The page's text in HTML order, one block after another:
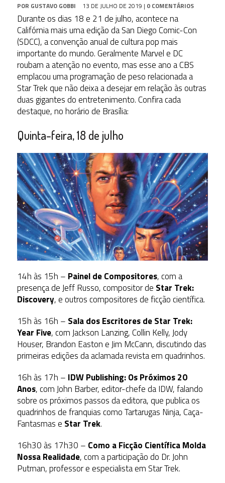
POR GUSTAVO GOBBI 13 DE JULHO DE 2019 | 0 COMENTÁRIOS
Durante os dias 18 e 21 de julho, acontece na
Califórnia mais uma edição da San Diego Comic-Con
(SDCC), a convenção anual de cultura pop mais
importante do mundo. Geralmente Marvel e DC
roubam a atenção no evento, mas esse ano a CBS
emplacou uma programação de peso relacionada a
Star Trek que não deixa a desejar em relação às outras
duas gigantes do entretenimento. Confira cada
destaque, no horário de Brasília:
Quinta-feira, 18 de julho
14h às 15h – Painel de Compositores, com a
presença de Jeff Russo, compositor de Star Trek:
Discovery, e outros compositores de ficção científica.
15h às 16h – Sala dos Escritores de Star Trek:
Year Five, com Jackson Lanzing, Collin Kelly, Jody
Houser, Brandon Easton e Jim McCann, discutindo das
primeiras edições da aclamada revista em quadrinhos.
16h às 17h – IDW Publishing: Os Próximos 20
Anos, com John Barber, editor-chefe da IDW, falando
sobre os próximos passos da editora, que publica os
quadrinhos de franquias como Tartarugas Ninja, Caça-
Fantasmas e Star Trek.
16h30 às 17h30 – Como a Ficção Científica Molda
Nossa Realidade, com a participação do Dr. John
Putman, professor e especialista em Star Trek.